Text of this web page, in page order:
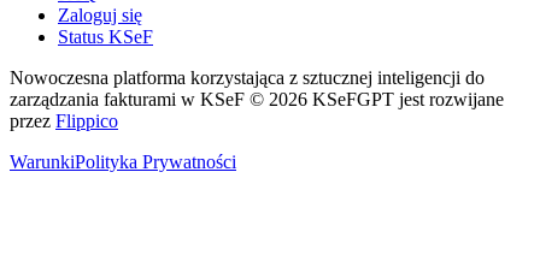
Zaloguj się
Status KSeF
Nowoczesna platforma korzystająca z sztucznej inteligencji do
zarządzania fakturami w KSeF © 2026 KSeFGPT jest rozwijane
przez Flippico
WarunkiPolityka Prywatności